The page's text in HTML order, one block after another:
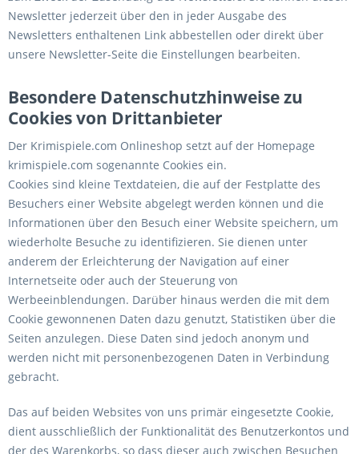
Newsletter jederzeit über den in jeder Ausgabe des
Newsletters enthaltenen Link abbestellen oder direkt über
unsere Newsletter-Seite die Einstellungen bearbeiten.
Besondere Datenschutzhinweise zu
Cookies von Drittanbieter
Der Krimispiele.com Onlineshop setzt auf der Homepage
krimispiele.com sogenannte Cookies ein.
Cookies sind kleine Textdateien, die auf der Festplatte des
Besuchers einer Website abgelegt werden können und die
Informationen über den Besuch einer Website speichern, um
wiederholte Besuche zu identifizieren. Sie dienen unter
anderem der Erleichterung der Navigation auf einer
Internetseite oder auch der Steuerung von
Werbeeinblendungen. Darüber hinaus werden die mit dem
Cookie gewonnenen Daten dazu genutzt, Statistiken über die
Seiten anzulegen. Diese Daten sind jedoch anonym und
werden nicht mit personenbezogenen Daten in Verbindung
gebracht.
Das auf beiden Websites von uns primär eingesetzte Cookie,
dient ausschließlich der Funktionalität des Benutzerkontos und
der des Warenkorbs, so dass dieser auch zwischen Besuchen